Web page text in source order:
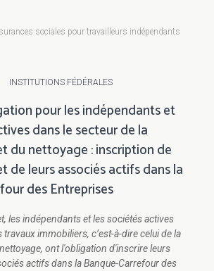
sociales pour travailleurs indépendants
INSTITUTIONS FÉDÉRALES
pour les indépendants et
dans le secteur de la
du nettoyage : inscription de
de leurs associés actifs dans la
des Entreprises
les indépendants et lessociétésactives
travaux immobiliers, c’est-à-dire celui de la
ont l'obligation d'inscrire leurs
actifs dans la Banque-Carrefour des